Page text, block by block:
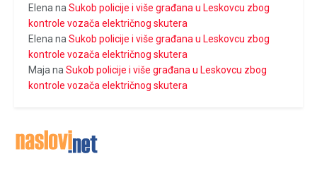
ElenanaSukob policije i više građana u Leskovcu zbog
kontrole vozača električnog skutera
ElenanaSukob policije i više građana u Leskovcu zbog
kontrole vozača električnog skutera
MajanaSukob policije i više građana u Leskovcu zbog
kontrole vozača električnog skutera